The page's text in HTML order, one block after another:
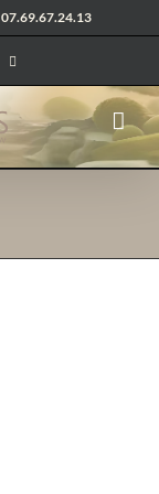
07.69.67.24.13